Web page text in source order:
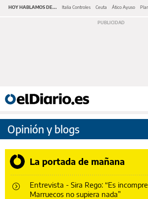
HOY HABLAMOS DE... Italia Controles Ceuta Ático Ayuso
Opinión y blogs
La portada de mañana
Entrevista - Sira Rego: “Es
Marruecos no supiera nada”